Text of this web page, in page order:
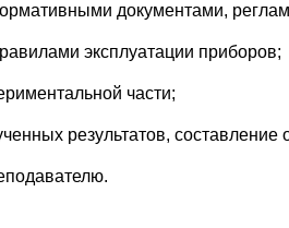
документами,
эксплуатации приборов;
части;
результатов, составление